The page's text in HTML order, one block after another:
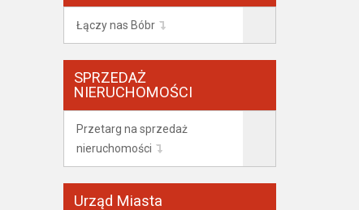
Łączy nas Bóbr
SPRZEDAŻ
NIERUCHOMOŚCI
Przetarg na sprzedaż
nieruchomości
Urząd Miasta